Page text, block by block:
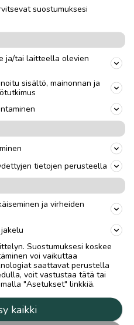
suostumuksesi
ja/tai laitteella olevien
sisältö, mainonnan ja
tietojen perusteella
ja virheiden
Suostumuksesi koskee
voi vaikuttaa
saattavat perustella
voit vastustaa tätä tai
"Asetukset" linkkiä.
kaikki